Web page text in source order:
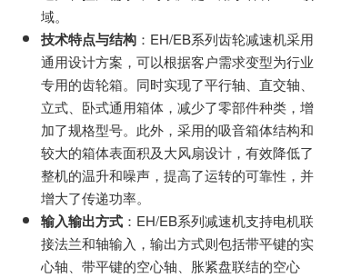
域。
技术特点与结构 ：EH/EB系列齿轮减速机采用
通用设计方案，可以根据客户需求变型为行业
专用的齿轮箱。同时实现了平行轴、直交轴、
立式、卧式通用箱体，减少了零部件种类，增
加了规格型号。此外，采用的吸音箱体结构和
较大的箱体表面积及大风扇设计，有效降低了
整机的温升和噪声，提高了运转的可靠性，并
增大了传递功率。
输入输出方式 ：EH/EB系列减速机支持电机联
接法兰和轴输入，输出方式则包括带平键的实
心轴、带平键的空心轴、胀紧盘联结的空心